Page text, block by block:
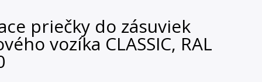
priečky do zásuviek
vozíka CLASSIC, RAL